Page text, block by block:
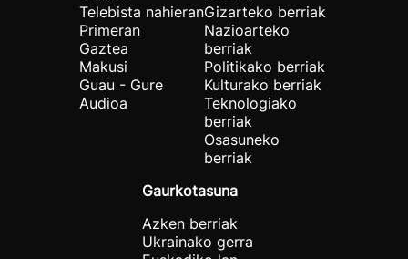
Telebista nahieran
Primeran
Gaztea
Makusi
Guau - Gure
Audioa
Gizarteko berriak
Nazioarteko
berriak
Politikako berriak
Kulturako berriak
Teknologiako
berriak
Osasuneko
berriak
Gaurkotasuna
Azken berriak
Ukrainako gerra